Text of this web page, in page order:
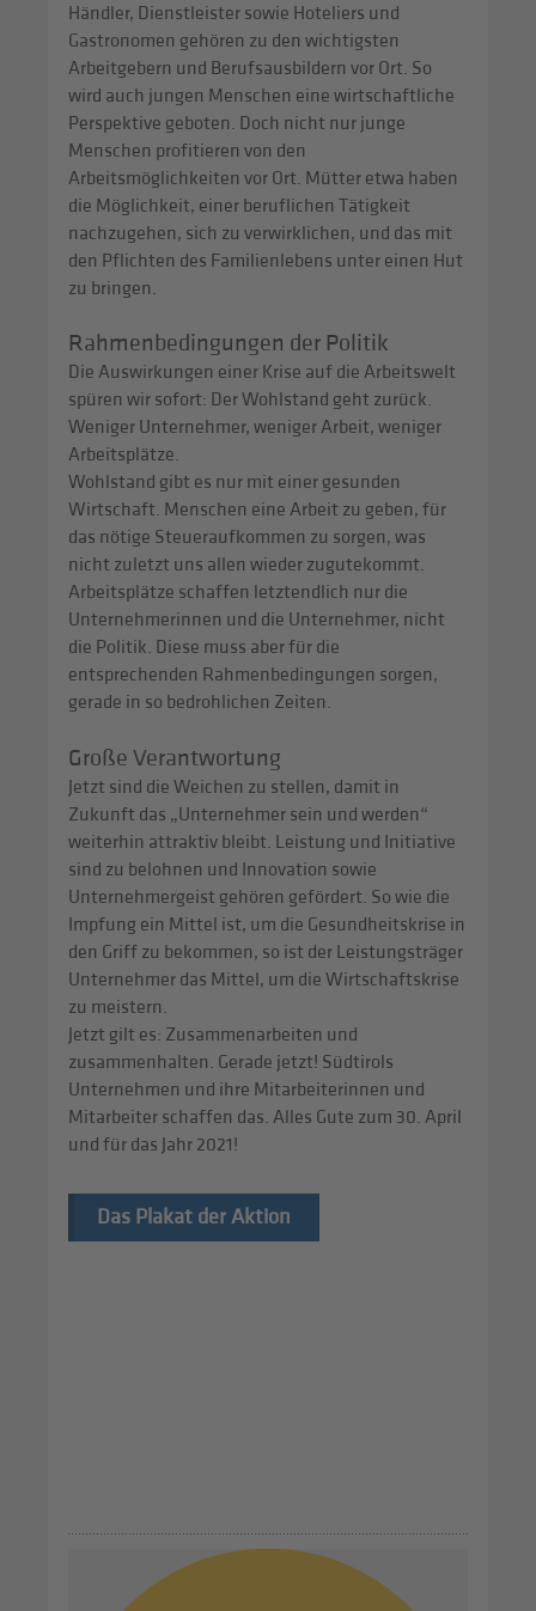
Händler, Dienstleister sowie Hoteliers und
Gastronomen gehören zu den wichtigsten
Arbeitgebern und Berufsausbildern vor Ort. So
wird auch jungen Menschen eine wirtschaftliche
Perspektive geboten. Doch nicht nur junge
Menschen profitieren von den
Arbeitsmöglichkeiten vor Ort. Mütter etwa haben
die Möglichkeit, einer beruflichen Tätigkeit
nachzugehen, sich zu verwirklichen, und das mit
den Pflichten des Familienlebens unter einen Hut
zu bringen.
Rahmenbedingungen der Politik
Die Auswirkungen einer Krise auf die Arbeitswelt
spüren wir sofort: Der Wohlstand geht zurück.
Weniger Unternehmer, weniger Arbeit, weniger
Arbeitsplätze.
Wohlstand gibt es nur mit einer gesunden
Wirtschaft. Menschen eine Arbeit zu geben, für
das nötige Steueraufkommen zu sorgen, was
nicht zuletzt uns allen wieder zugutekommt.
Arbeitsplätze schaffen letztendlich nur die
Unternehmerinnen und die Unternehmer, nicht
die Politik. Diese muss aber für die
entsprechenden Rahmenbedingungen sorgen,
gerade in so bedrohlichen Zeiten.
Große Verantwortung
Jetzt sind die Weichen zu stellen, damit in
Zukunft das „Unternehmer sein und werden“
weiterhin attraktiv bleibt. Leistung und Initiative
sind zu belohnen und Innovation sowie
Unternehmergeist gehören gefördert. So wie die
Impfung ein Mittel ist, um die Gesundheitskrise in
den Griff zu bekommen, so ist der Leistungsträger
Unternehmer das Mittel, um die Wirtschaftskrise
zu meistern.
Jetzt gilt es: Zusammenarbeiten und
zusammenhalten. Gerade jetzt! Südtirols
Unternehmen und ihre Mitarbeiterinnen und
Mitarbeiter schaffen das. Alles Gute zum 30. April
und für das Jahr 2021!
Das Plakat der Aktion